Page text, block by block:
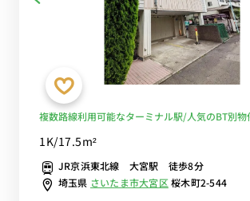
複数路線利用可能なターミナル駅/人気のBT別
1K/17.5m²
JR京浜東北線 大宮駅 徒歩8分
埼玉県 さいたま市大宮区 桜木町2-544